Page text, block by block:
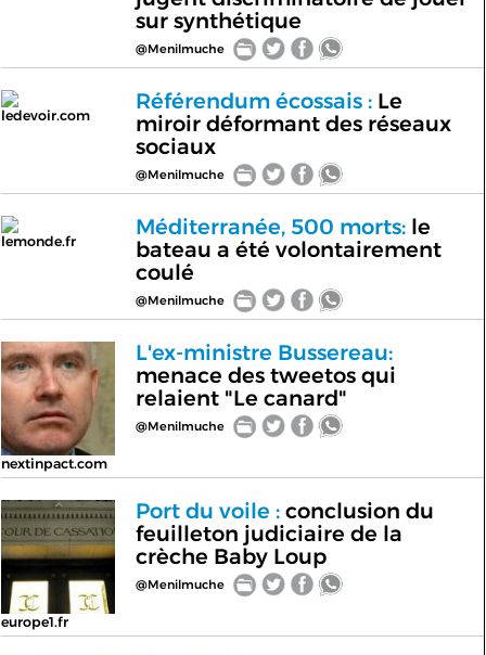
sur synthétique
@Menilmuche
ledevoir.com
Référendum écossais :Le
miroir déformant des réseaux
sociaux
@Menilmuche
lemonde.fr
Méditerranée, 500 morts:le
bateau a été volontairement
coulé
@Menilmuche
nextinpact.com
L'ex-ministre Bussereau:
menace des tweetos qui
relaient "Le canard"
@Menilmuche
europe1.fr
Port du voile :conclusion du
feuilleton judiciaire de la
crèche Baby Loup
@Menilmuche